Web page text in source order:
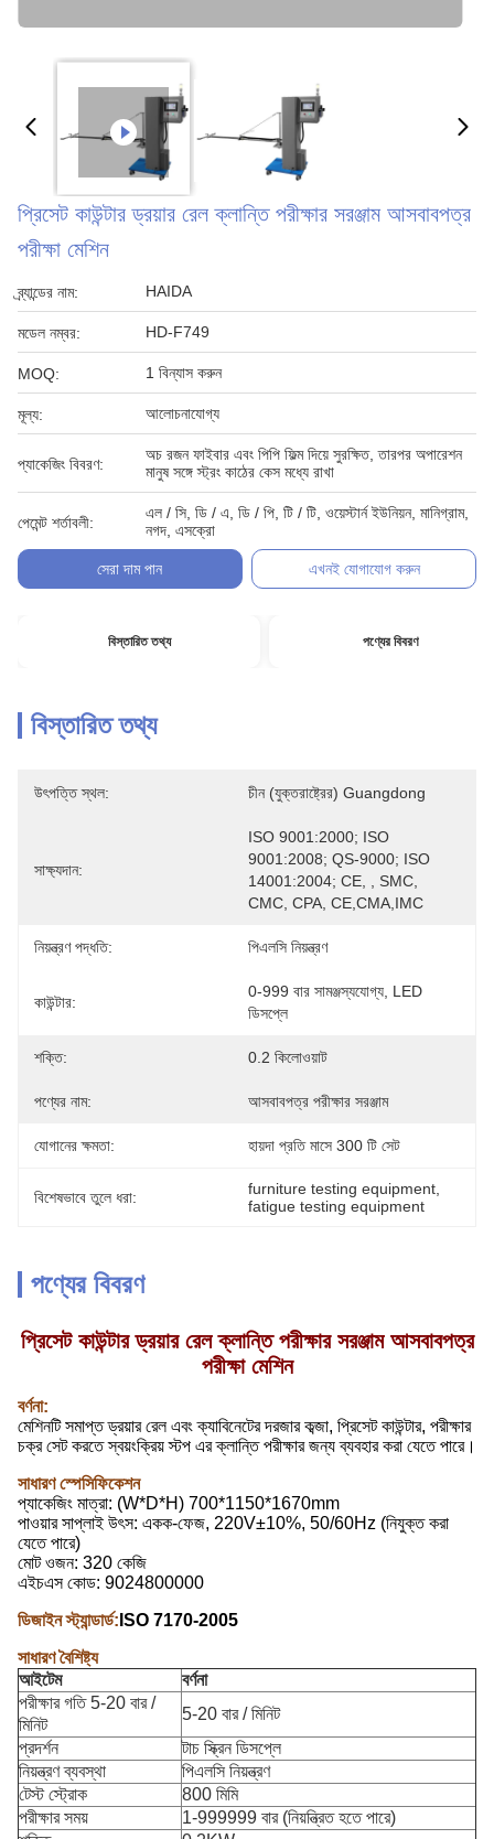
প্রিসেট কাউন্টার ড্রয়ার রেল ক্লান্তি পরীক্ষার সরঞ্জাম আসবাবপত্র
পরীক্ষা মেশিন
ব্র্যান্ডের নাম: HAIDA
মডেল নম্বর: HD-F749
MOQ: 1 বিন্যাস করুন
মূল্য: আলোচনাযোগ্য
প্যাকেজিং বিবরণ:
অচ রজন ফাইবার এবং পিপি ফিল্ম দিয়ে সুরক্ষিত, তারপর অপারেশন
মানুষ সঙ্গে স্ট্রং কাঠের কেস মধ্যে রাখা
পেমেন্ট শর্তাবলী:
এল / সি, ডি / এ, ডি / পি, টি / টি, ওয়েস্টার্ন ইউনিয়ন, মানিগ্রাম,
নগদ, এসক্রো
সেরা দাম পান এখনই যোগাযোগ করুন
বিস্তারিত তথ্য পণ্যের বিবরণ
বিস্তারিত তথ্য
উৎপত্তি স্থল: চীন (যুক্তরাষ্ট্রের) Guangdong
সাক্ষ্যদান:
ISO 9001:2000; ISO
9001:2008; QS-9000; ISO
14001:2004; CE, , SMC,
CMC, CPA, CE,CMA,IMC
নিয়ন্ত্রণ পদ্ধতি: পিএলসি নিয়ন্ত্রণ
কাউন্টার:
0-999 বার সামঞ্জস্যযোগ্য, LED
ডিসপ্লে
শক্তি: 0.2 কিলোওয়াট
পণ্যের নাম: আসবাবপত্র পরীক্ষার সরঞ্জাম
যোগানের ক্ষমতা: হায়দা প্রতি মাসে 300 টি সেট
বিশেষভাবে তুলে ধরা: furniture testing equipment
fatigue testing equipment
পণ্যের বিবরণ
প্রিসেট কাউন্টার ড্রয়ার রেল ক্লান্তি পরীক্ষার সরঞ্জাম আসবাবপত্র
পরীক্ষা মেশিন
বর্ণনা:
মেশিনটি সমাপ্ত ড্রয়ার রেল এবং ক্যাবিনেটের দরজার কব্জা, প্রিসেট কাউন্টার, পরীক্ষার
চক্র সেট করতে স্বয়ংক্রিয় স্টপ এর ক্লান্তি পরীক্ষার জন্য ব্যবহার করা যেতে পারে।
সাধারণ স্পেসিফিকেশন
প্যাকেজিং মাত্রা: (W*D*H) 700*1150*1670mm
পাওয়ার সাপ্লাই উৎস: একক-ফেজ, 220V±10%, 50/60Hz (নিযুক্ত করা
যেতে পারে)
মোট ওজন: 320 কেজি
এইচএস কোড: 9024800000
ডিজাইন স্ট্যান্ডার্ড: ISO 7170-2005
সাধারণ বৈশিষ্ট্য
আইটেম
বর্ণনা
পরীক্ষার গতি 5-20 বার /
মিনিট
5-20 বার / মিনিট
প্রদর্শন
টাচ স্ক্রিন ডিসপ্লে
নিয়ন্ত্রণ ব্যবস্থা
পিএলসি নিয়ন্ত্রণ
টেস্ট স্ট্রোক
800 মিমি
পরীক্ষার সময়
1-999999 বার (নিয়ন্ত্রিত হতে পারে)